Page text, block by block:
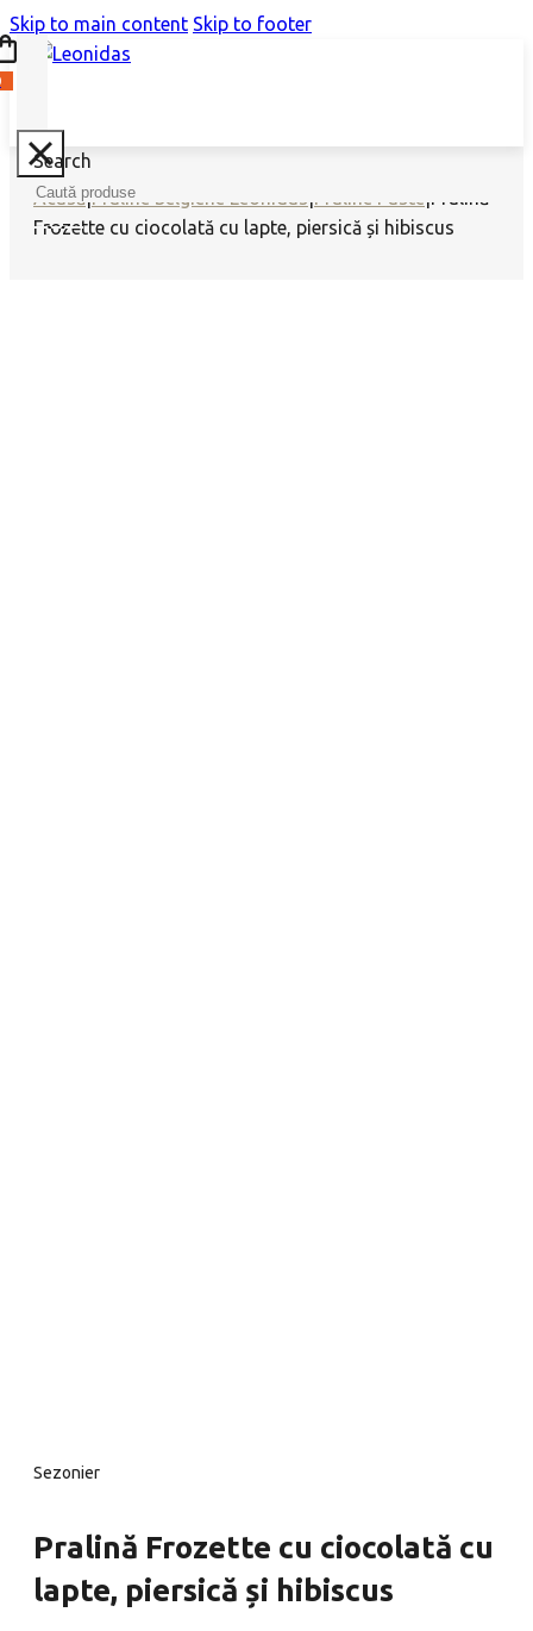
Skip to main content Skip to footer
Search
Acasă|Praline belgiene Leonidas|Praline Paste|Pralină
Frozette cu ciocolată cu lapte, piersică și hibiscus
Sezonier
Pralină Frozette cu ciocolată cu
lapte, piersică și hibiscus